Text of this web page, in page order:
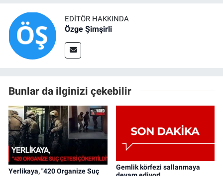
EDITÖR HAKKINDA
Özge Şimşirli
Bunlar da ilginizi çekebilir
Yerlikaya, "420 Organize Suç
Gemlik körfezi sallanmaya